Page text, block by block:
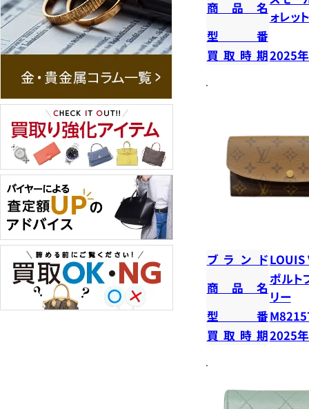
商品名
ォレッ
型番
買取時期2025
ブランドLOUIS
商品名
ポルト
リー
型番
買取時期2025